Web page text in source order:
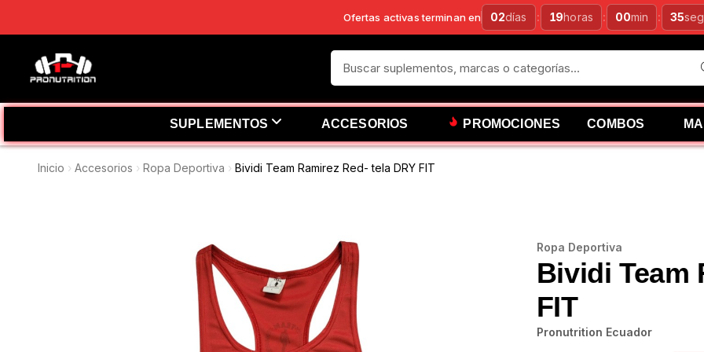
Ofertas activas terminan en 02días : 19horas : 00min : 34seg
SUPLEMENTOS ACCESORIOS PROMOCIONES COMBOS
Inicio Accesorios Ropa Deportiva Bividi Team Ramirez Red- tela DRY FIT
Ropa Deportiva
Bividi Team
FIT
Pronutrition Ecuador